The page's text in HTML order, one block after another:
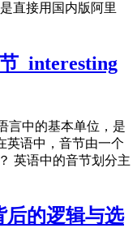
直接用国内版阿里
_interesting
言中的基本单位，是
英语中，音节由一个
英语中的音节划分主
后的逻辑与选